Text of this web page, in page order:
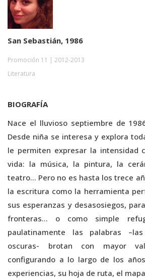
San Sebastián, 1986
Promoción 11 | 2012-2013
Literatura
BIOGRAFÍA
Nace el lluvioso septiembre de
Desde niña se interesa y explora
le permiten expresar la intensidad
vida: la música, la pintura, la
teatro… Pero no es hasta los trece
la escritura como la herramienta
sus esperanzas y desasosiegos,
fronteras… o como simple
paulatinamente las palabras
oscuras- brotan con mayor
configurando a lo largo de los
experiencias, su hoja de ruta, el